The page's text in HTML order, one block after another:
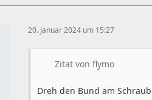
20. Januar 2024 um 15:27
Zitat von flymo
Dreh den Bund am